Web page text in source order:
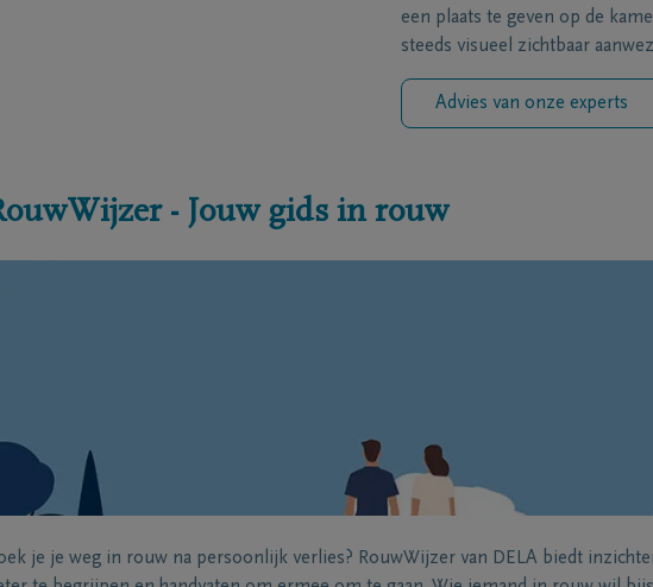
een plaats te geven op de
steeds visueel zichtbaar
Advies van onze experts
- Jouw gids in rouw
je je weg in rouw na persoonlijk verlies? RouwWijzer van DELA biedt